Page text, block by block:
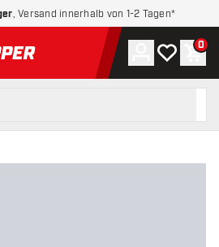
, Versand innerhalb von 1-2 Tagen*
zur Startseite
Konto
Meine 0